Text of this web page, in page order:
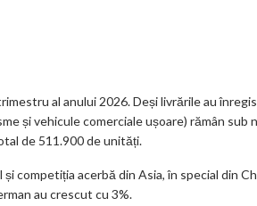
al anului 2026. Deși livrările au
și vehicule comerciale ușoare) rămân sub
de 511.900 de unități.
competiția acerbă din Asia, în special din
au crescut cu 3%.